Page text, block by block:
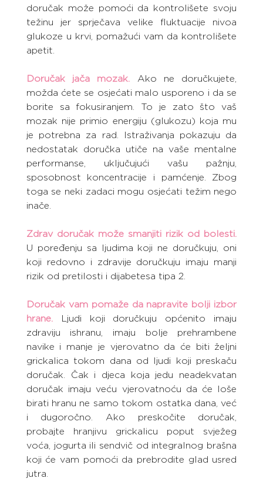
doručak može pomoći da kontrolišete svoju
težinu jer sprječava velike fluktuacije nivoa
glukoze u krvi, pomažući vam da kontrolišete
apetit.
Doručak jača mozak.
Ako ne doručkujete,
možda ćete se osjećati malo usporeno i da se
borite sa fokusiranjem. To je zato što vaš
mozak nije primio energiju (glukozu) koja mu
je potrebna za rad. Istraživanja pokazuju da
nedostatak doručka utiče na vaše mentalne
performanse, uključujući vašu pažnju,
sposobnost koncentracije i pamćenje. Zbog
toga se neki zadaci mogu osjećati težim nego
inače.
Zdrav doručak može smanjiti rizik od bolesti.
U poređenju sa ljudima koji ne doručkuju, oni
koji redovno i zdravije doručkuju imaju manji
rizik od pretilosti i dijabetesa tipa 2.
Doručak vam pomaže da napravite bolji izbor
hrane.
Ljudi koji doručkuju općenito imaju
zdraviju ishranu, imaju bolje prehrambene
navike i manje je vjerovatno da će biti željni
grickalica tokom dana od ljudi koji preskaču
doručak. Čak i djeca koja jedu neadekvatan
doručak imaju veću vjerovatnoću da će loše
birati hranu ne samo tokom ostatka dana, već
i dugoročno. Ako preskočite doručak,
probajte hranjivu grickalicu poput svježeg
voća, jogurta ili sendvič od integralnog brašna
koji će vam pomoći da prebrodite glad usred
jutra.